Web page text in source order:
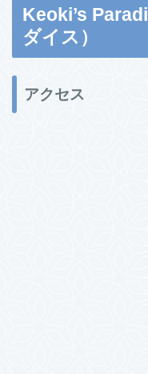
Keoki’s
ダイス）
アクセス